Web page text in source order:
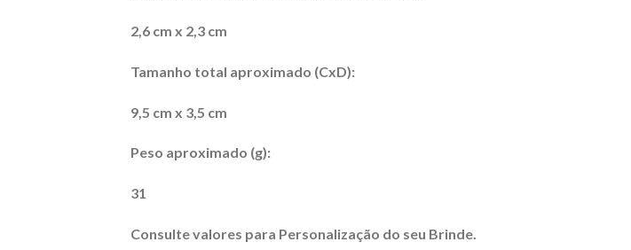
2,6 cm x 2,3 cm
Tamanho total aproximado (CxD):
9,5 cm x 3,5 cm
Peso aproximado (g):
31
Consulte valores para Personalização do seu Brinde.